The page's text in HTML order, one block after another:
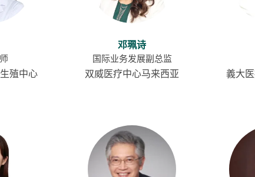
殖中心
邓珮诗
国际业务发展副总监
双威医疗中心马来西亚 義大